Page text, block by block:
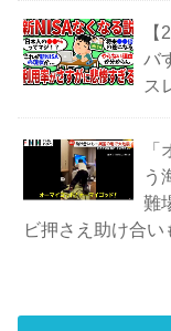
バ
ス
う
難
ビ押さえ助け合い